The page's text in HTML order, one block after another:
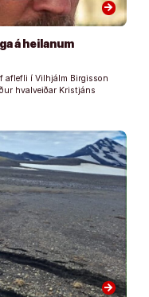
arrow_forward
á heilanum
aflefli í Vilhjálm Birgisson
hvalveiðar Kristjáns
arrow_forward